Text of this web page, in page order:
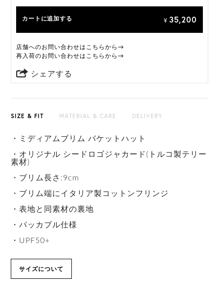
カートに追加する ¥ 35,200
店舗へのお問い合わせはこちらから→
再入荷のお問い合わせはこちらから→
シェアする
SIZE & FIT MATERIAL & CARE DELIVERY
・ミディアムブリム バケットハット
・オリジナル シードロゴジャカード(トルコ製テリー
素材)
・ブリム長さ:9cm
・ブリム端にイタリア製コットンフリンジ
・表地と同素材の裏地
・パッカブル仕様
・UPF50+
サイズについて